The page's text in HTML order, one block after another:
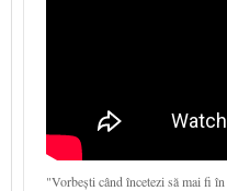
"Vorbești când încetezi să mai fi